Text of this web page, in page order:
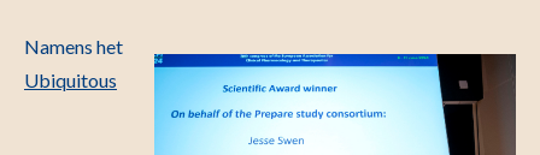
Namens het
Ubiquitous